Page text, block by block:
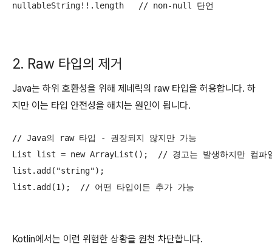
nullableString!!.length   // non-null 단언
2. Raw 타입의 제거
Java는 하위 호환성을 위해 제네릭의 raw 타입을 허용합니다. 하
지만 이는 타입 안전성을 해치는 원인이 됩니다.
// Java의 raw 타입 - 권장되지 않지만 가능
List list = new ArrayList();  // 경고는 발생하지만 컴파
list.add("string");
list.add(1);  // 어떤 타입이든 추가 가능
Kotlin에서는 이런 위험한 상황을 원천 차단합니다.